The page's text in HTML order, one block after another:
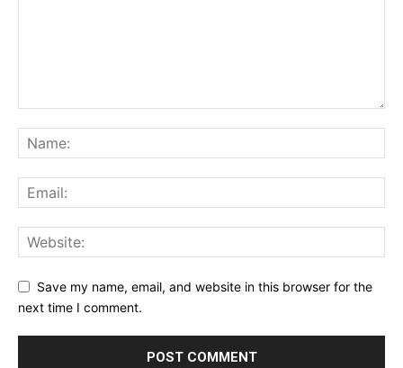
Save my name, email, and website in this browser for the
next time I comment.